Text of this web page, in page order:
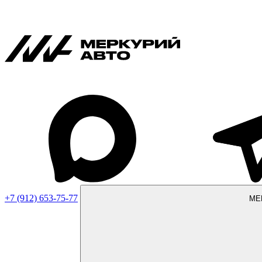
+7 (912) 653-75-77